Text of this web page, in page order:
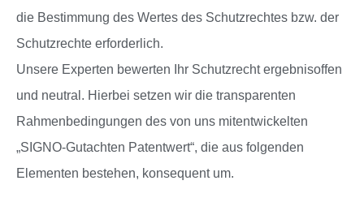
die Bestimmung des Wertes des Schutzrechtes bzw. der
Schutzrechte erforderlich.
Unsere Experten bewerten Ihr Schutzrecht ergebnisoffen
und neutral. Hierbei setzen wir die transparenten
Rahmenbedingungen des von uns mitentwickelten
„SIGNO-Gutachten Patentwert“, die aus folgenden
Elementen bestehen, konsequent um.